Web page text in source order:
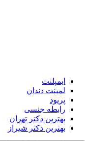
ایمپلنت
لمینت دندان
پریود
رابطه جنسی
بهترین دکتر تهران
بهترین دکتر شیراز